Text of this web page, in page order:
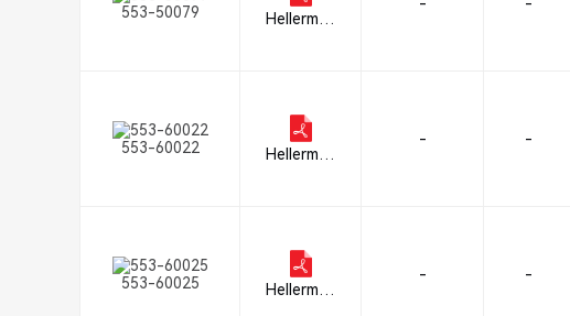
553-50079
Hellerman
553-60022
Hellerman
- -
553-60025
Hellerman
- -